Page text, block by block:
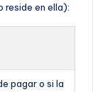
reside en ella):
pagar o si la